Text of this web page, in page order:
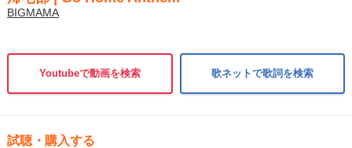
BIGMAMA
Youtubeで動画を検索 歌ネットで歌詞を検索
試聴・購入する